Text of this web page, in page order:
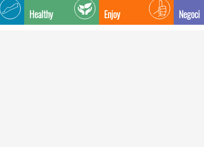
Healthy Enjoy Negoci